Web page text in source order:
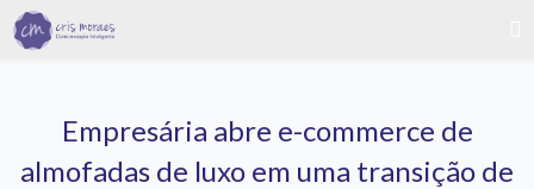
Empresária abre e-commerce de
almofadas de luxo em uma transição de